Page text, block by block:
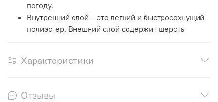
погоду.
Внутренний слой – это легкий и быстросохнущий
полиэстер. Внешний слой содержит шерсть
Характеристики
Отзывы